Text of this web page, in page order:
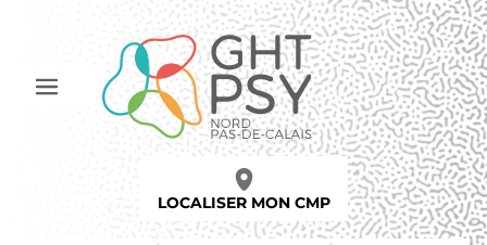
principal
Afficher
LOCALISER MON CMP